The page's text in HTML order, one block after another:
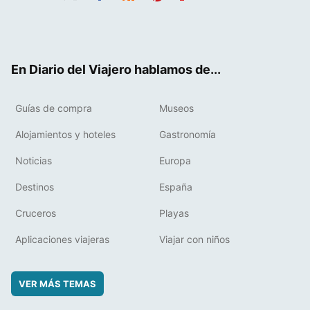
En Diario del Viajero hablamos de...
Guías de compra Museos
Alojamientos y hoteles Gastronomía
Noticias Europa
Destinos España
Cruceros Playas
Aplicaciones viajeras Viajar con niños
VER MÁS TEMAS